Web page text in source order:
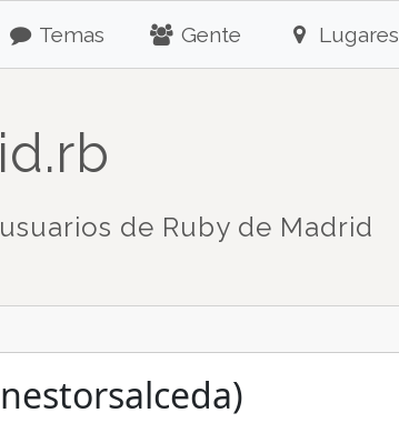
Temas Gente Lugares
de Ruby de Madrid